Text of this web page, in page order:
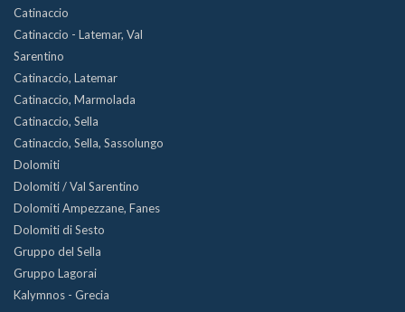
Catinaccio
Catinaccio - Latemar, Val
Sarentino
Catinaccio, Latemar
Catinaccio, Marmolada
Catinaccio, Sella
Catinaccio, Sella, Sassolungo
Dolomiti
Dolomiti / Val Sarentino
Dolomiti Ampezzane, Fanes
Dolomiti di Sesto
Gruppo del Sella
Gruppo Lagorai
Kalymnos - Grecia